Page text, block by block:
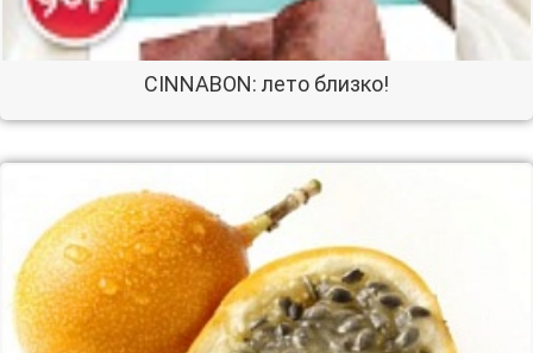
CINNABON: лето близко!